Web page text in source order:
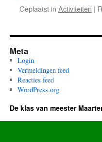
Geplaatst in Activiteiten |
Meta
Login
Vermeldingen feed
Reacties feed
WordPress.org
De klas van meester